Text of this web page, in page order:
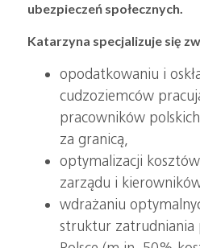
ubezpieczeń społecznych.
Katarzyna specjalizuje się
opodatkowaniu i
cudzoziemców
pracowników
za granicą,
optymalizacji
zarządu i
wdrażaniu
struktur zatrudniania